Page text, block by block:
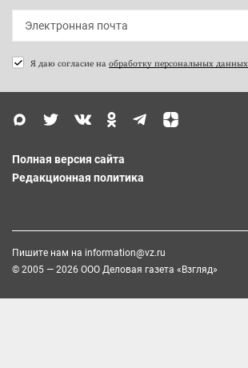
Я даю согласие на обработку персональных данных
Полная версия сайта
Редакционная политика
Пишите нам на information@vz.ru
© 2005 — 2026 ООО Деловая газета «Взгляд»